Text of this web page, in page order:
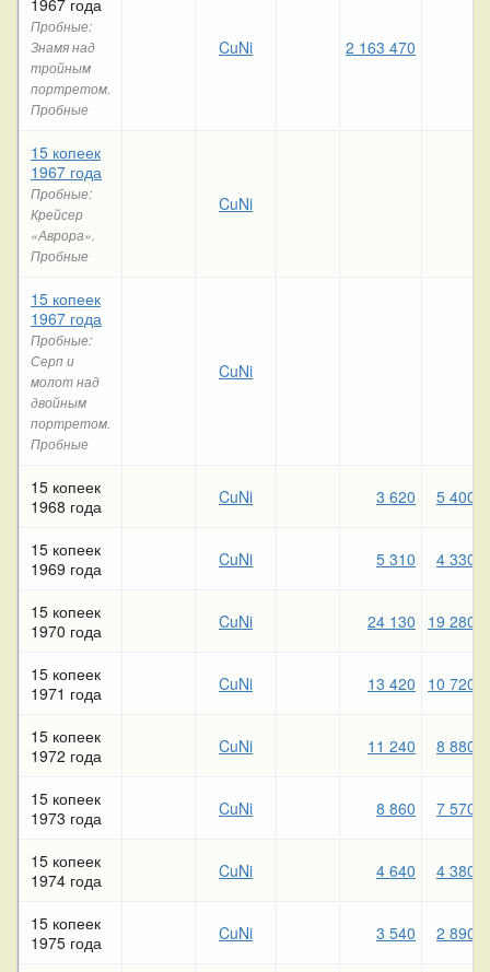
Пробные:
Знамя над
тройным
портретом.
Пробные
CuNi 2 163 470
15 копеек
1967 года
Пробные:
Крейсер
«Аврора».
Пробные
CuNi
15 копеек
1967 года
Пробные:
Серп и
молот над
двойным
портретом.
Пробные
CuNi
15 копеек
1968 года
CuNi 3 620 5 400
15 копеек
1969 года
CuNi 5 310 4 330
15 копеек
1970 года
CuNi 24 130 19 280
15 копеек
1971 года
CuNi 13 420 10 720
15 копеек
1972 года
CuNi 11 240 8 880
15 копеек
1973 года
CuNi 8 860 7 570
15 копеек
1974 года
CuNi 4 640 4 380
15 копеек
1975 года
CuNi 3 540 2 890